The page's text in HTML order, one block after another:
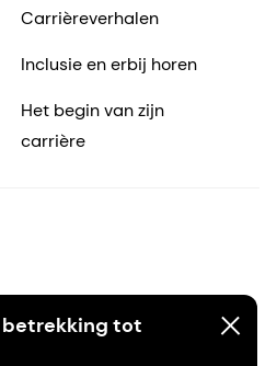
tot
Carrièreverhalen
Inclusie en erbij horen
Het begin van zijn
carrière